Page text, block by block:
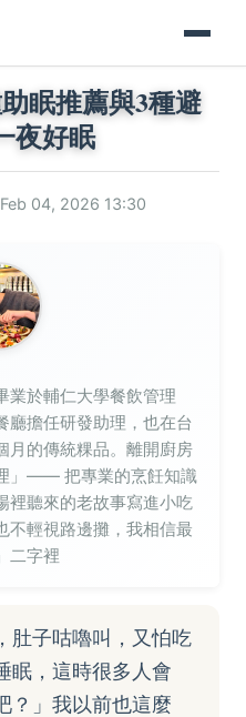
眠推薦與3種避
夜好眠
04, 2026 13:30
業於輔仁大學餐飲管理
廳擔任研發助理，也在台
月的傳統粿品。離開廚房
」—— 把專業的烹飪知識
裡聽來的老故事寫進小吃
不輕視路邊攤，我相信最
二字裡
肚子咕嚕叫，又怕吃
眠，這時很多人會
？」我以前也這麼